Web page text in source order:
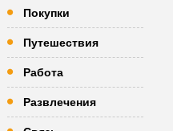
Покупки
Путешествия
Работа
Развлечения